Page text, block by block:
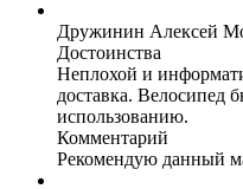
Дружинин Алексей
Достоинства
Неплохой и
доставка. Велосипед
использованию.
Комментарий
Рекомендую данный